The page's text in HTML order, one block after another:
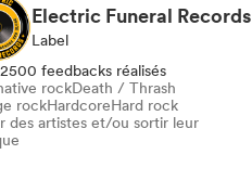
Electric Funeral Records
Label
feedbacks réalisés
rockDeath / Thrash
rockHardcoreHard rock
des artistes et/ou sortir leur